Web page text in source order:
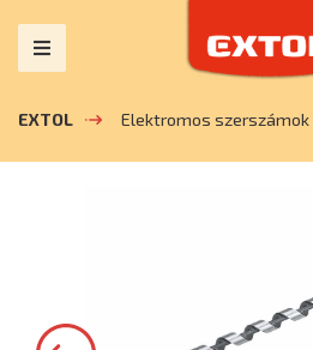
EXTOL Elektromos